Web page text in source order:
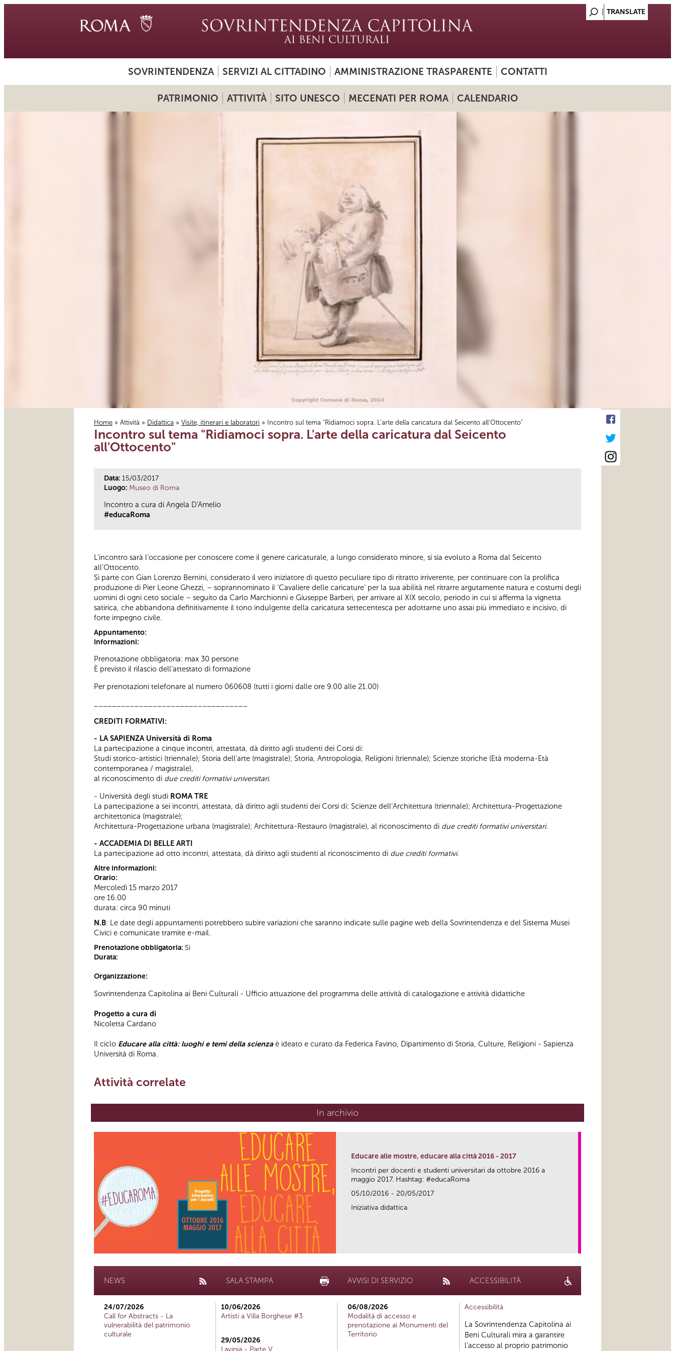
SOVRINTENDENZA SERVIZI AL CITTADINO AMMINISTRAZIONE TRASPARENTE CONTATTI
PATRIMONIO ATTIVITÀ SITO UNESCO MECENATI PER ROMA CALENDARIO
Tu sei qui
Home » Attività » Didattica » Visite, itinerari e laboratori » Incontro sul tema "Ridiamoci sopra. L'arte della caricatura dal Seicento all'Ottocento"
Incontro sul tema "Ridiamoci sopra. L'arte della caricatura dal Seicento
all'Ottocento"
Data: 15/03/2017
Luogo: Museo di Roma
Incontro a cura di Angela D'Amelio
#educaRoma
L’incontro sarà l’occasione per conoscere come il genere caricaturale, a lungo considerato minore, si sia evoluto a Roma dal Seicento
all’Ottocento.
Si parte con Gian Lorenzo Bernini, considerato il vero iniziatore di questo peculiare tipo di ritratto irriverente, per continuare con la prolifica
produzione di Pier Leone Ghezzi, – soprannominato il ‘Cavaliere delle caricature’ per la sua abilità nel ritrarre argutamente natura e costumi degli
uomini di ogni ceto sociale – seguito da Carlo Marchionni e Giuseppe Barberi, per arrivare al XIX secolo, periodo in cui si afferma la vignetta
satirica, che abbandona definitivamente il tono indulgente della caricatura settecentesca per adottarne uno assai più immediato e incisivo, di
forte impegno civile.
Appuntamento:
Informazioni:
Prenotazione obbligatoria: max 30 persone
È previsto il rilascio dell’attestato di formazione
Per prenotazioni telefonare al numero 060608 (tutti i giorni dalle ore 9.00 alle 21.00)
CREDITI FORMATIVI:
- LA SAPIENZA Università di Roma
La partecipazione a cinque incontri, attestata, dà diritto agli studenti dei Corsi di:
Studi storico-artistici (triennale); Storia dell’arte (magistrale); Storia, Antropologia, Religioni (triennale); Scienze storiche (Età moderna-Età
contemporanea / magistrale),
al riconoscimento di due crediti formativi universitari.
- Università degli studi ROMA TRE
La partecipazione a sei incontri, attestata, dà diritto agli studenti dei Corsi di: Scienze dell’Architettura (triennale); Architettura-Progettazione
architettonica (magistrale);
Architettura-Progettazione urbana (magistrale); Architettura-Restauro (magistrale), al riconoscimento di due crediti formativi universitari.
- ACCADEMIA DI BELLE ARTI
La partecipazione ad otto incontri, attestata, dà diritto agli studenti al riconoscimento di due crediti formativi.
Altre informazioni:
Orario:
Mercoledì 15 marzo 2017
ore 16.00
durata: circa 90 minuti
N.B: Le date degli appuntamenti potrebbero subire variazioni che saranno indicate sulle pagine web della Sovrintendenza e del Sistema Musei
Civici e comunicate tramite e-mail.
Prenotazione obbligatoria: Sì
Durata:
Organizzazione:
Sovrintendenza Capitolina ai Beni Culturali - Ufficio attuazione del programma delle attività di catalogazione e attività didattiche
Progetto a cura di
Nicoletta Cardano
Il ciclo Educare alla città: luoghi e temi della scienza è ideato e curato da Federica Favino, Dipartimento di Storia, Culture, Religioni - Sapienza
Università di Roma.
Attività correlate
In archivio
Educare alle mostre, educare alla città 2016 - 2017
Incontri per docenti e studenti universitari da ottobre 2016 a
maggio 2017. Hashtag: #educaRoma
05/10/2016 - 20/05/2017
Iniziativa didattica
NEWS
24/07/2026
Call for Abstracts - La
vulnerabilità del patrimonio
culturale
SALA STAMPA
10/06/2026
Artisti a Villa Borghese #3
29/05/2026
Lavinia - Parte V
AVVISI DI SERVIZIO
06/08/2026
Modalità di accesso e
prenotazione ai Monumenti del
Territorio
ACCESSIBILITÀ
Accessibilità
La Sovrintendenza Capitolina ai
Beni Culturali mira a garantire
l’accesso al proprio patrimonio